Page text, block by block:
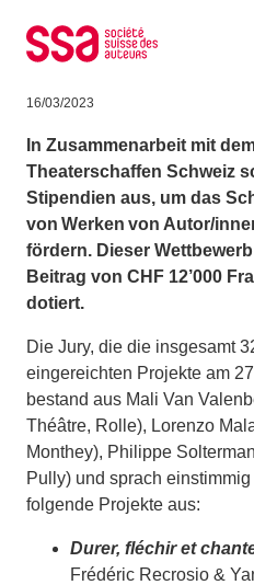
Interpret/innen
16/03/2023
In Zusammenarbeit mit
Theaterschaffen Schweiz
Stipendien aus, um das
von Werken von Autor/
fördern. Dieser
Beitrag von CHF 12’000
dotiert.
Die Jury, die die insgesamt
eingereichten Projekte am
bestand aus Mali Van
Théâtre, Rolle), Lorenzo
Monthey), Philippe
Pully) und sprach
folgende Projekte aus:
Durer, fléchir et
Frédéric Recrosio &